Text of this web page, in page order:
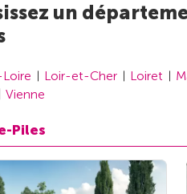
un
Loir-et-Cher Loiret
Vienne
Piles